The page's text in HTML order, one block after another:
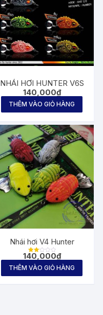
NHÁI HƠI HUNTER V6S
140,000₫
THÊM VÀO GIỎ HÀNG
Nhái hơi V4 Hunter
Được
hạng
5
140,000₫
THÊM VÀO GIỎ HÀNG